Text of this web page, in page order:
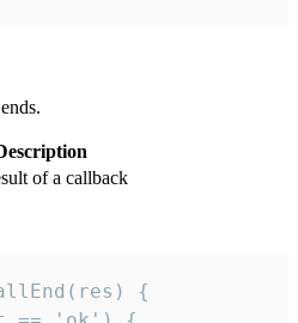
of a callback
{